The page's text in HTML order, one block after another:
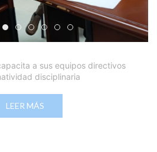
Emplazatorio a los Afiliados en el Régimen
Salud ESE lidera gestión institucional
Pasto Salud E.S.E. capacita a sus equipos
Último día para inscripciones en
Viceministro garantiza
Mil pesos que salvan vidas:
Cápsula 18-26 - Reporte
Cápsula 17-26 -
a sus equipos directivos
disciplinaria
LEER MÁS